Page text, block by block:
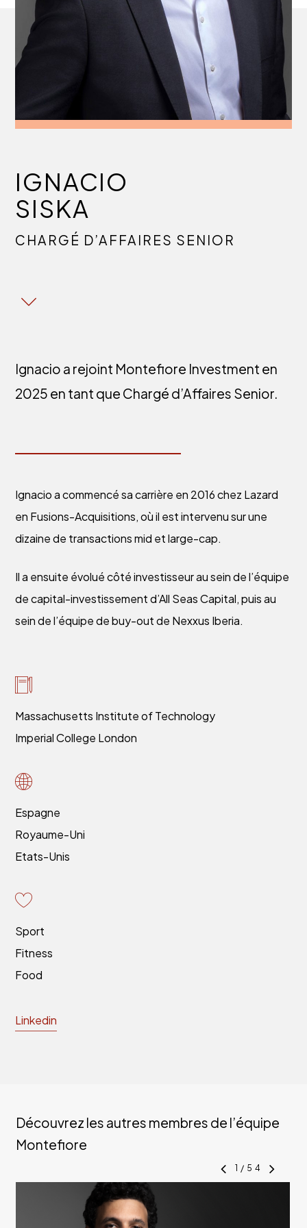
IGNACIO
SISKA
CHARGÉ D’AFFAIRES SENIOR
Massachusetts Institute of Technology
Imperial College London
Espagne
Royaume-Uni
Etats-Unis
Sport
Fitness
Food
Linkedin
Ignacio a rejoint Montefiore Investment en
2025 en tant que Chargé d’Affaires Senior.
Ignacio a commencé sa carrière en 2016 chez Lazard
en Fusions-Acquisitions, où il est intervenu sur une
dizaine de transactions mid et large-cap.
Il a ensuite évolué côté investisseur au sein de l’équipe
de capital-investissement d’All Seas Capital, puis au
sein de l’équipe de buy-out de Nexxus Iberia.
Découvrez les autres membres de l’équipe
Montefiore
1 / 54